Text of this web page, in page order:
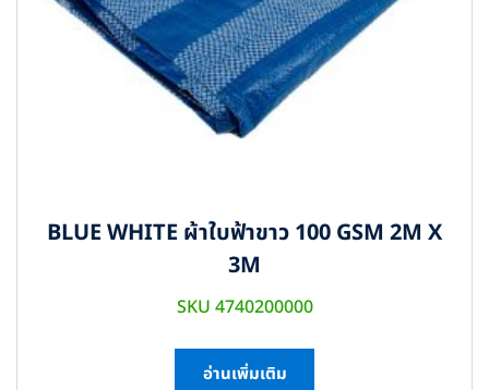
BLUE WHITE ผ้าใบฟ้าขาว 100 GSM 2M X
3M
SKU 4740200000
อ่านเพิ่มเติม